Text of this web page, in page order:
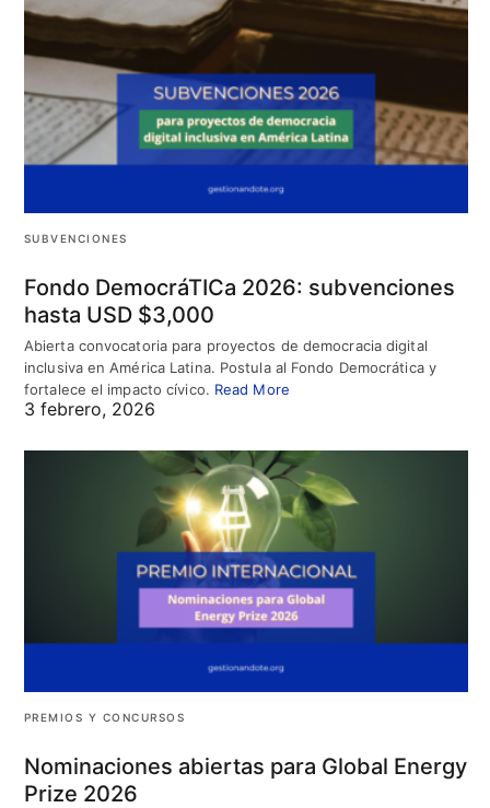
SUBVENCIONES
Fondo DemocráTICa 2026: subvenciones
hasta USD $3,000
Abierta convocatoria para proyectos de democracia digital
inclusiva en América Latina. Postula al Fondo Democrática y
fortalece el impacto cívico. Read More
3 febrero, 2026
PREMIOS Y CONCURSOS
Nominaciones abiertas para Global Energy
Prize 2026